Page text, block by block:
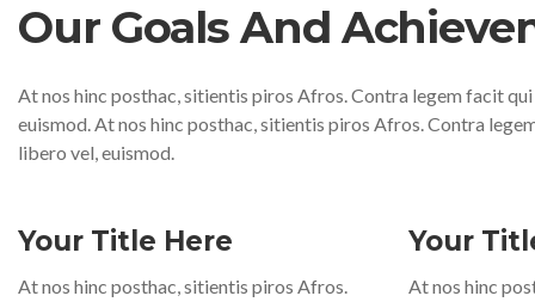
Our Goals And
At nos hinc posthac, sitientis piros Afros. Contra legem facit
euismod. At nos hinc posthac, sitientis piros Afros. Contra
libero vel, euismod.
Your Title Here
At nos hinc posthac, sitientis piros Afros.
Your
At nos hinc